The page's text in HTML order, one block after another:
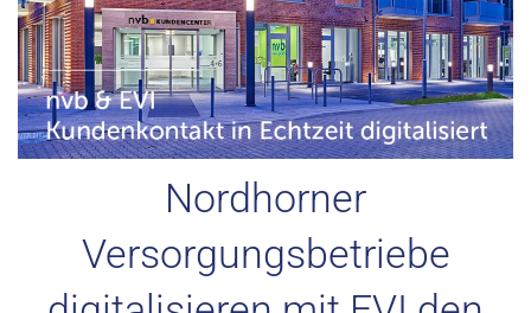
Nordhorner
Versorgungsbetriebe